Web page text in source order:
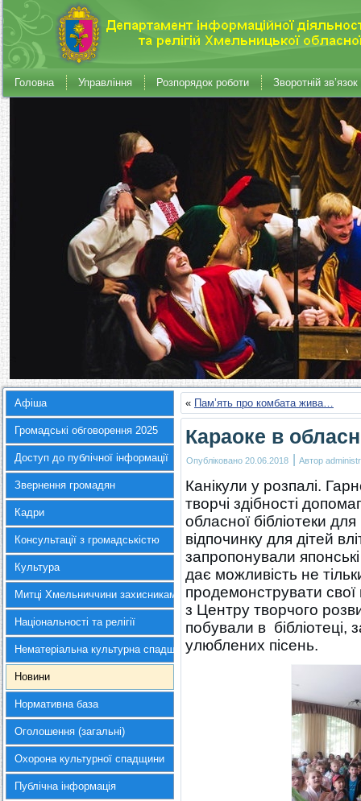
Головна Управління Розпорядок роботи Зворотній зв’язок
Афіша
Громадські обговорення 2025
Доступ до публічної інформації
Звернення громадян
Кадри
Консультації з громадськістю
Культура
Митці Хмельниччини захисникам України
Національності та релігії
Нематеріальна культурна спадщина
Новини
Нормативна база
Оголошення (загальні)
Охорона культурної спадщини
Публічна інформація
« Пам’ять про комбата жива…
Караоке в
Опубліковано 20.06.2018 | Автор
Канікули у розпалі.
творчі здібності
обласної бібліотеки
відпочинку для дітей
запропонували японські
дає можливість не
продемонструвати
з Центру творчого
побували в бібліотеці,
улюблених пісень.